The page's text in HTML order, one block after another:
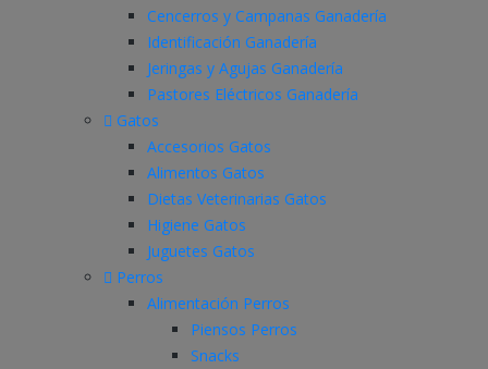
Cencerros y Campanas Ganadería
Identificación Ganadería
Jeringas y Agujas Ganadería
Pastores Eléctricos Ganadería
Gatos
Accesorios Gatos
Alimentos Gatos
Dietas Veterinarias Gatos
Higiene Gatos
Juguetes Gatos
Perros
Alimentación Perros
Piensos Perros
Snacks